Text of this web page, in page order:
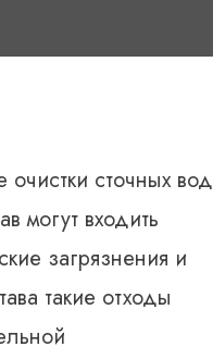
сточных вод
могут входить
загрязнения и
такие отходы